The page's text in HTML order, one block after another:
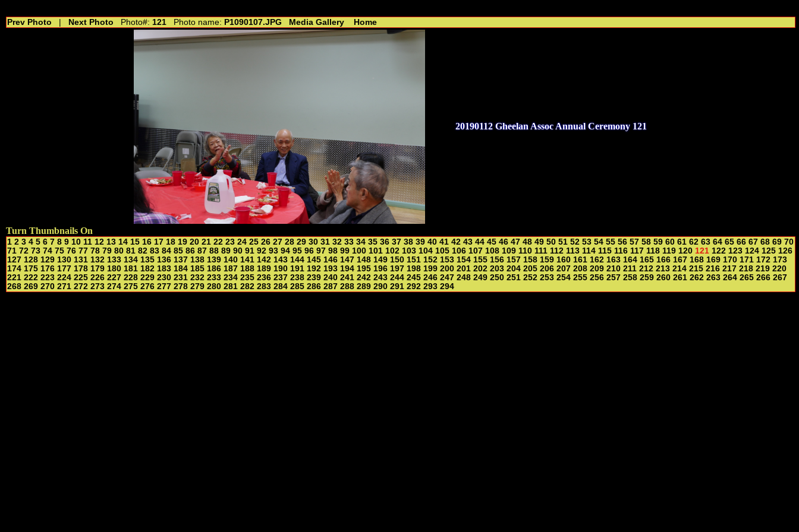
Prev Photo Next Photo Photo#: 121 Photo name: P1090107.JPG Media Gallery Home
20190112 Gheelan Assoc Annual Ceremony 121
Turn Thumbnails On
1 2 3 4 5 6 7 8 9 10 11 12 13 14 15 16 17 18 19 20 21 22 23 24 25 26 27 28 29 30 31 32 33 34 35 36 37 38 39 40 41 42 43 44 45 46 47 48 49 50 51 52 53 54 55 56 57 58 59 60 61 62 63 64 65 66 67 68 69 70
71 72 73 74 75 76 77 78 79 80 81 82 83 84 85 86 87 88 89 90 91 92 93 94 95 96 97 98 99 100 101 102 103 104 105 106 107 108 109 110 111 112 113 114 115 116 117 118 119 120 121 122 123 124 125 126
127 128 129 130 131 132 133 134 135 136 137 138 139 140 141 142 143 144 145 146 147 148 149 150 151 152 153 154 155 156 157 158 159 160 161 162 163 164 165 166 167 168 169 170 171 172 173
174 175 176 177 178 179 180 181 182 183 184 185 186 187 188 189 190 191 192 193 194 195 196 197 198 199 200 201 202 203 204 205 206 207 208 209 210 211 212 213 214 215 216 217 218 219 220
221 222 223 224 225 226 227 228 229 230 231 232 233 234 235 236 237 238 239 240 241 242 243 244 245 246 247 248 249 250 251 252 253 254 255 256 257 258 259 260 261 262 263 264 265 266 267
268 269 270 271 272 273 274 275 276 277 278 279 280 281 282 283 284 285 286 287 288 289 290 291 292 293 294